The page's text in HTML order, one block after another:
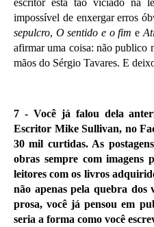
escritor está tão viciado na
impossível de enxergar erros
sepulcro, O sentido e o fim e
afirmar uma coisa: não publico
mãos do Sérgio Tavares. E
7 - Você já falou dela
Escritor Mike Sullivan, no
30 mil curtidas. As
obras sempre com imagens
leitores com os livros
não apenas pela quebra dos
prosa, você já pensou em
seria a forma como você